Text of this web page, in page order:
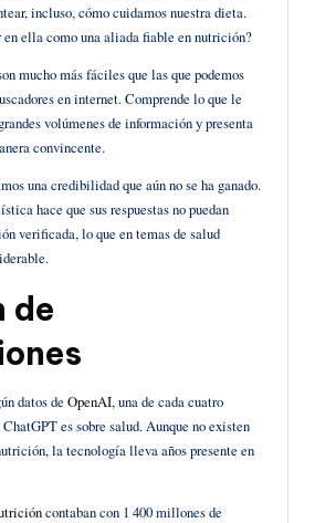
incluso, cómo cuidamos nuestra dieta.
en ella como una aliada fiable en nutrición?
mucho más fáciles que las que podemos
en internet. Comprende lo que le
volúmenes de información y presenta
convincente.
una credibilidad que aún no se ha ganado.
hace que sus respuestas no puedan
verificada, lo que en temas de salud
de
datos de OpenAI, una de cada cuatro
es sobre salud. Aunque no existen
la tecnología lleva años presente en
contaban con 1 400 millones de